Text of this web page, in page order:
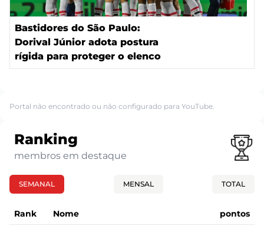
Bastidores do São Paulo:
Dorival Júnior adota postura
rígida para proteger o elenco
Portal não encontrado ou não configurado para YouTube.
Ranking
membros em destaque
SEMANAL MENSAL TOTAL
Rank Nome pontos